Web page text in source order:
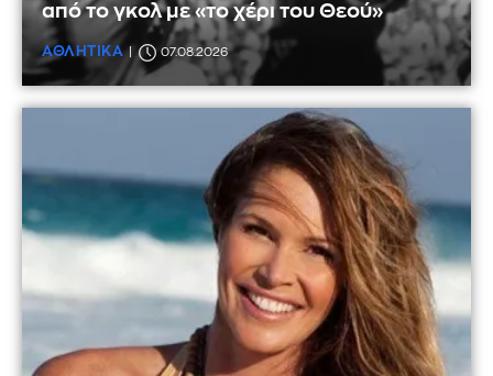
από το γκολ με «το χέρι του Θεού»
ΑΘΛΗΤΙΚΑ 07.08.2026